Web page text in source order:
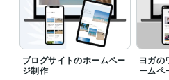
ブログサイトのホームペー
ジ制作
ヨガの
ームペ